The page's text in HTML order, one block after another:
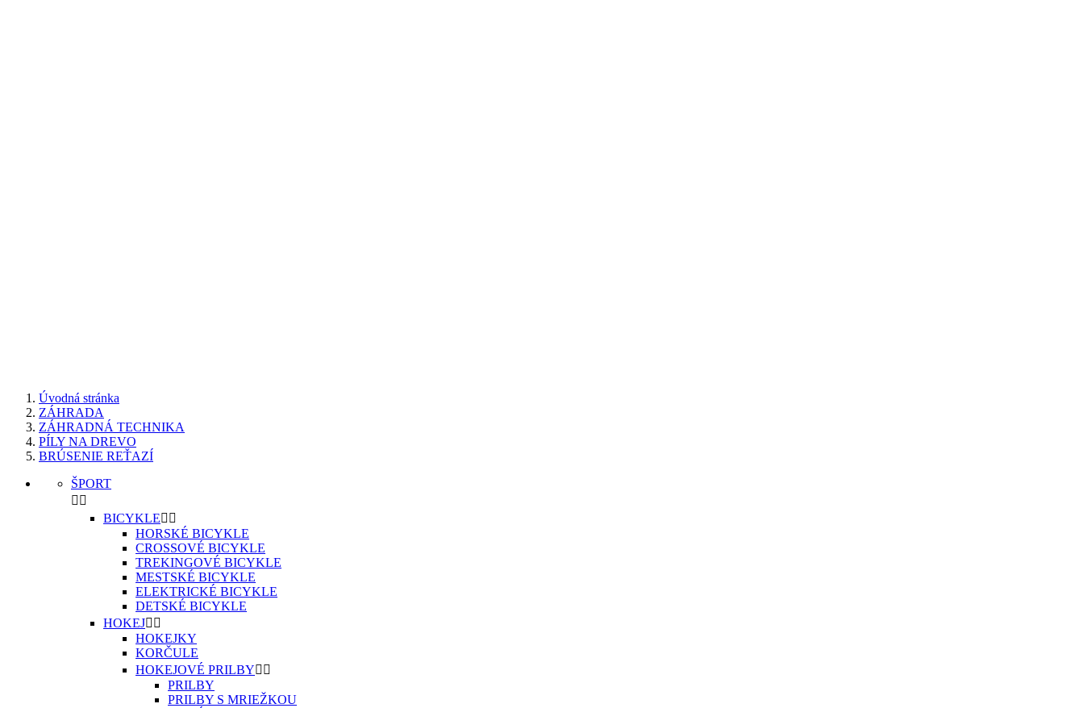
Úvodná stránka
ZÁHRADA
ZÁHRADNÁ TECHNIKA
PÍLY NA DREVO
BRÚSENIE REŤAZÍ
ŠPORT
 
BICYKLE 
HORSKÉ BICYKLE
CROSSOVÉ BICYKLE
TREKINGOVÉ BICYKLE
MESTSKÉ BICYKLE
ELEKTRICKÉ BICYKLE
DETSKÉ BICYKLE
HOKEJ 
HOKEJKY
KORČULE
HOKEJOVÉ PRILBY 
PRILBY
PRILBY S MRIEŽKOU